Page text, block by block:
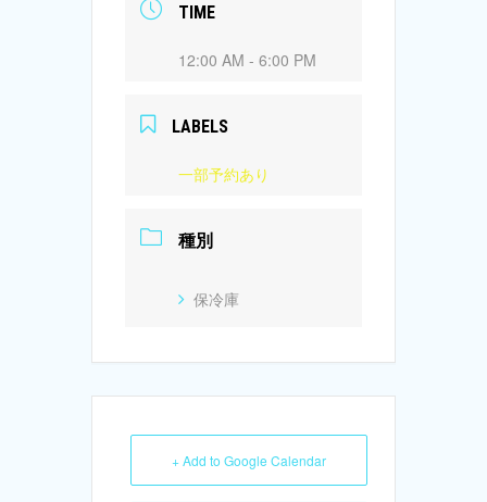
TIME
12:00 AM - 6:00 PM
LABELS
一部予約あり
種別
保冷庫
+ Add to Google Calendar